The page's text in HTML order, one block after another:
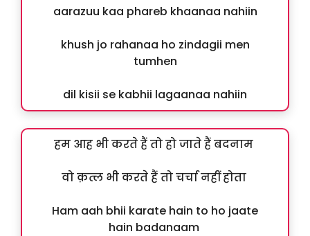
aarazuu kaa phareb khaanaa nahiin
khush jo rahanaa ho zindagii men
tumhen
dil kisii se kabhii lagaanaa nahiin
हम आह भी करते हैं तो हो जाते हैं बदनाम
वो क़त्ल भी करते हैं तो चर्चा नहीं होता
Ham aah bhii karate hain to ho jaate
hain badanaam